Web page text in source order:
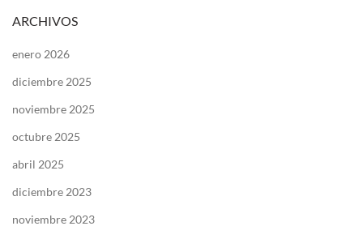
ARCHIVOS
enero 2026
diciembre 2025
noviembre 2025
octubre 2025
abril 2025
diciembre 2023
noviembre 2023